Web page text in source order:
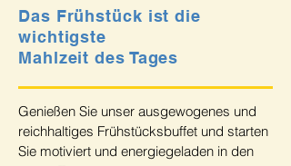
Das Frühstück ist die
wichtigste
Mahlzeit des Tages
Genießen Sie unser ausgewogenes und
reichhaltiges Frühstücksbuffet und starten
Sie motiviert und energiegeladen in den